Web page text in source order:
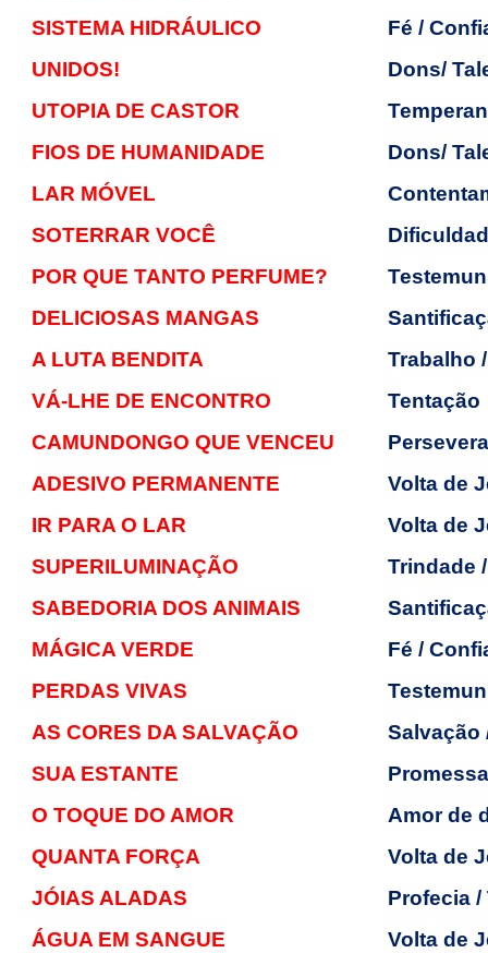
SISTEMA HIDRÁULICO
Fé /
UNIDOS!
Dons/
UTOPIA DE CASTOR
FIOS DE HUMANIDADE
Dons/
LAR MÓVEL
SOTERRAR VOCÊ
POR QUE TANTO PERFUME?
DELICIOSAS MANGAS
A LUTA BENDITA
Trabalho
VÁ-LHE DE ENCONTRO
Tentação
CAMUNDONGO QUE VENCEU
ADESIVO PERMANENTE
Volta de
IR PARA O LAR
Volta de
SUPERILUMINAÇÃO
Trindade
SABEDORIA DOS ANIMAIS
MÁGICA VERDE
Fé /
PERDAS VIVAS
AS CORES DA SALVAÇÃO
Salvação
SUA ESTANTE
O TOQUE DO AMOR
Amor de
QUANTA FORÇA
Volta de
JÓIAS ALADAS
Profecia
ÁGUA EM SANGUE
Volta de